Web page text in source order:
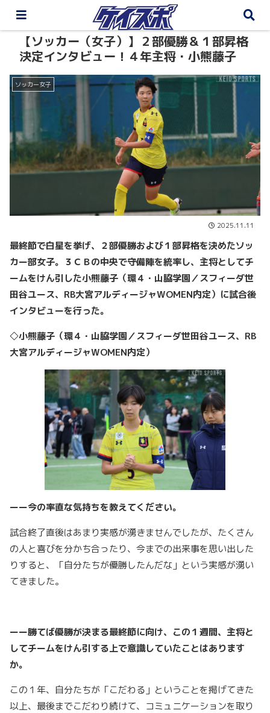
【ソッカー（女子）】２部優勝＆１部昇格
決定インタビュー！４年主将・小熊藤子
ソッカー女子
2025.11.11
最終節で白星を挙げ、２部優勝および１部昇格を決めたソッ
カー部女子。３ＣＢの中央で守備陣を統率し、主将としてチ
ームをけん引した小熊藤子（環４・山脇学園／スフィーダ世
田谷ユース、RB大宮アルディージャWOMEN内定）に試合後
インタビューを行った。
◇小熊藤子（環４・山脇学園／スフィーダ世田谷ユース、RB
大宮アルディージャWOMEN内定）
ーー今の率直な気持ちを教えてください。
試合終了直後はあまり実感が湧きませんでしたが、たくさん
の人と喜びを分かち合ったり、今までの出来事を思い出した
りすると、「自分たちが優勝したんだな」という実感が湧い
てきました。
ーー勝てば優勝が決まる最終節に向け、この１週間、主将と
してチームをけん引する上で意識していたことはあります
か。
この１年、自分たちが「こだわる」ということを掲げてきた
以上、最後までこだわり続けて、コミュニケーションを取り